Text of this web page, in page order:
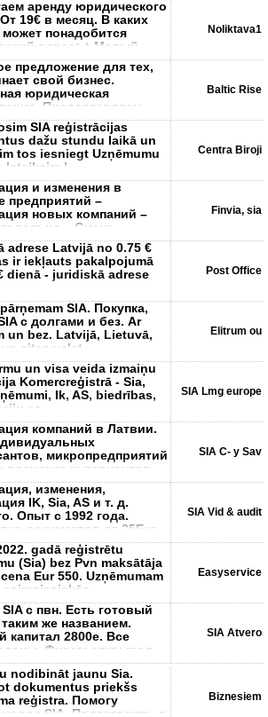
аренду юридического
19€ в месяц. В каких
может понадобится
адрес: + Малый
Noliktava1
предложение для тех,
свой бизнес.
юридическая
Предоставляем
Baltic Rise
SIA reģistrācijas
dažu stundu laikā un
tos iesniegt Uzņēmumu
Ieteiksim l
Centra Biroji
и изменения в
предприятий –
новых компаний –
– Смена
Finvia, sia
adrese Latvijā no 0.75 €
ir iekļauts pakalpojumā
dienā - juridiskā adrese
Post Office
SIA. Покупка,
c долгами и без. Ar
un bez. Latvijā, Lietuvā,
citas valst
Elitrum ou
un visa veida izmaiņu
Komercreģistrā - Sia,
Ik, AS, biedrības,
sa
SIA Lmg europe
компаний в Латвии.
микропредприятий
возможных вариантов.
SIA C- y Sav
изменения,
IK, Sia, AS и т. д.
Опыт с 1992 года.
документов от 35Eur.
SIA Vid & audit
gadā reģistrētu
(Sia) bez Pvn maksātāja
Eur 550. Uzņēmumam
saimnieciskās
Easyservice
с пвн. Есть готовый
же названием.
капитал 2800e. Все
Фирму открывал
SIA Atvero
nodibināt jaunu Sia.
dokumentus priekšs
reģistra. Помогу
новое SIA. Подготовить д
Biznesiem